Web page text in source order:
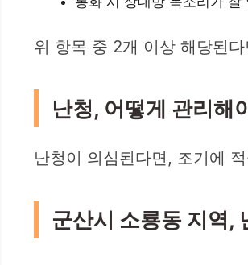
위 항목 중 2개 이상 해당된
난청, 어떻게 관리해
난청이 의심된다면, 조기에
군산시 소룡동 지역,